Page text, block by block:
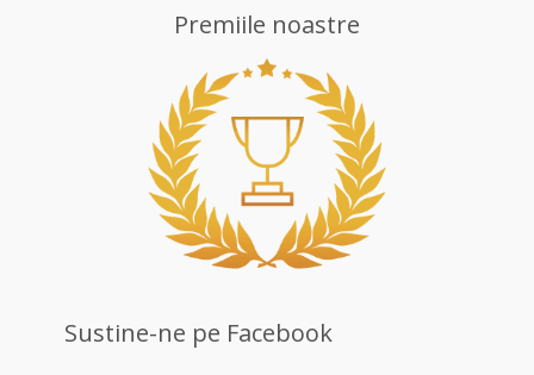
Premiile noastre
Sustine-ne pe Facebook